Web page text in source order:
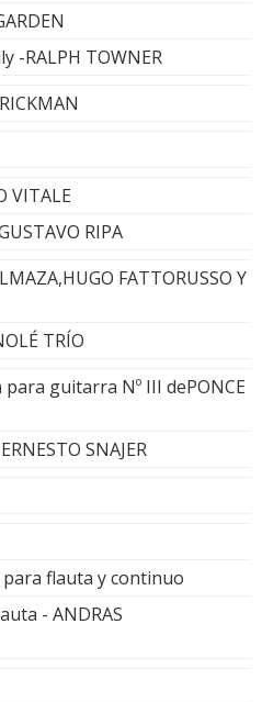
-RALPH TOWNER
RIPA
FATTORUSSO Y
TRÍO
guitarra Nº III dePONCE
SNAJER
flauta y continuo
- ANDRAS